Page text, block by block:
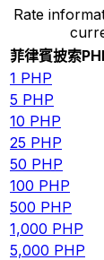
Rate
菲律賓披索
1 PHP
5 PHP
10 PHP
25 PHP
50 PHP
100 PHP
500 PHP
1,000 PHP
5,000 PHP